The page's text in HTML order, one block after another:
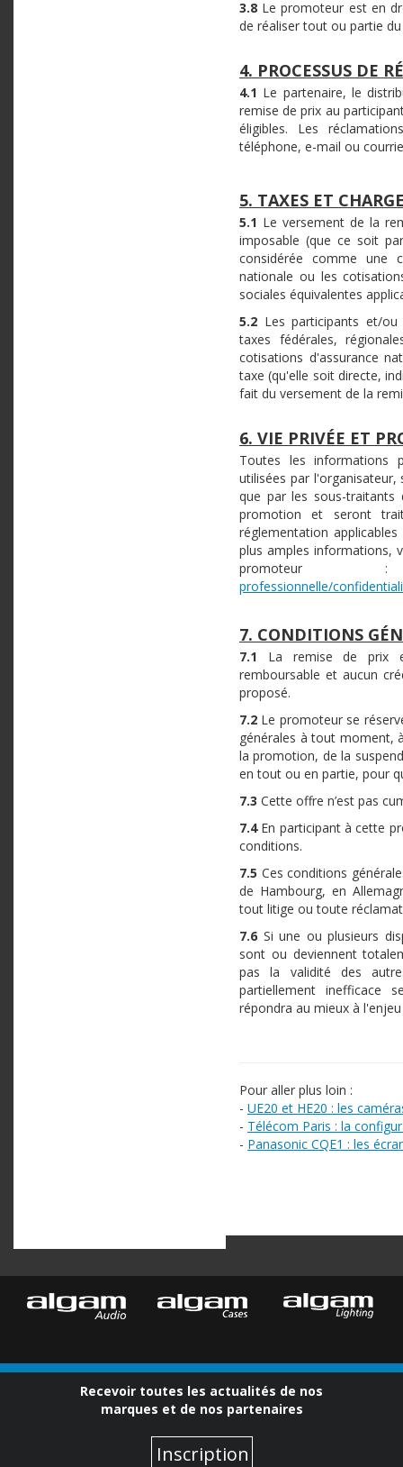
3.8 Le promoteur est en
de réaliser tout ou partie
4. PROCESSUS DE
4.1 Le partenaire, le
remise de prix au
éligibles. Les
téléphone, e-mail ou
5. TAXES ET
5.1 Le versement de la
imposable (que ce soit
considérée comme une
nationale ou les
sociales équivalentes
5.2 Les participants et/
taxes fédérales,
cotisations d'assurance
taxe (qu'elle soit directe,
fait du versement de la
6. VIE PRIVÉE ET
Toutes les informations
utilisées par l'organisateur,
que par les sous-traitants
promotion et seront
réglementation
plus amples informations,
professionnelle/
7. CONDITIONS
7.1 La remise de prix
remboursable et aucun
proposé.
7.2 Le promoteur se
générales à tout moment,
la promotion, de la
en tout ou en partie, pour
7.3 Cette offre n’est pas
7.4En participant à cette
conditions.
7.5 Ces conditions
de Hambourg, en
tout litige ou toute
7.6 Si une ou plusieurs
sont ou deviennent
pas la validité des
partiellement inefficace
répondra au mieux à
Pour aller plus loin :
- UE20 et HE20 : les
- Télécom Paris : la
- Panasonic CQE1 : les
Recevoir toutes les actualités de nos
marques et de nos partenaires
Inscription